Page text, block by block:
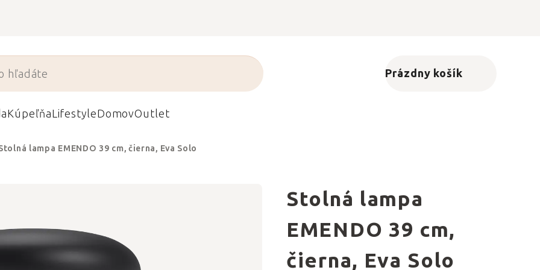
Nákupný košík
Prázdny košík
KúpeľňaLifestyleDomovOutlet
lampa EMENDO 39 cm, čierna, Eva Solo
Stolná lampa
EMENDO 39 cm,
čierna, Eva Solo